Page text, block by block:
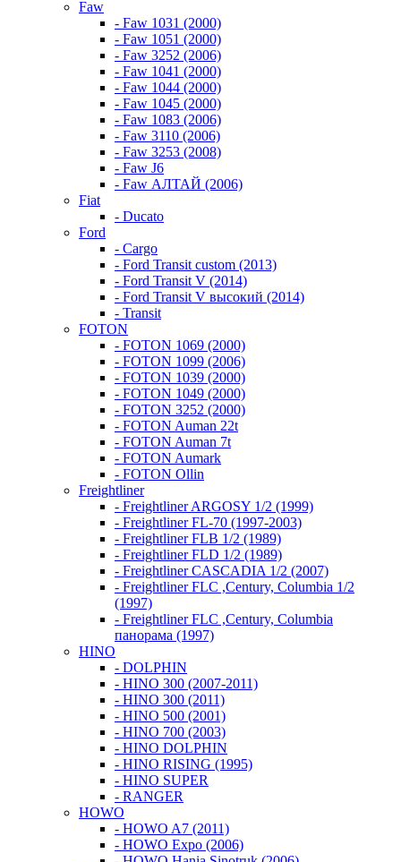
Faw
- Faw 1031 (2000)
- Faw 1051 (2000)
- Faw 3252 (2006)
- Faw 1041 (2000)
- Faw 1044 (2000)
- Faw 1045 (2000)
- Faw 1083 (2006)
- Faw 3110 (2006)
- Faw 3253 (2008)
- Faw J6
- Faw АЛТАЙ (2006)
Fiat
- Ducato
Ford
- Cargo
- Ford Transit custom (2013)
- Ford Transit V (2014)
- Ford Transit V высокий (2014)
- Transit
FOTON
- FOTON 1069 (2000)
- FOTON 1099 (2006)
- FOTON 1039 (2000)
- FOTON 1049 (2000)
- FOTON 3252 (2000)
- FOTON Auman 22t
- FOTON Auman 7t
- FOTON Aumark
- FOTON Ollin
Freightliner
- Freightliner ARGOSY 1/2 (1999)
- Freightliner FL-70 (1997-2003)
- Freightliner FLB 1/2 (1989)
- Freightliner FLD 1/2 (1989)
- Freightliner CASCADIA 1/2 (2007)
- Freightliner FLC ,Century, Columbia 1/2
(1997)
- Freightliner FLC ,Century, Columbia
панорама (1997)
HINO
- DOLPHIN
- HINO 300 (2007-2011)
- HINO 300 (2011)
- HINO 500 (2001)
- HINO 700 (2003)
- HINO DOLPHIN
- HINO RISING (1995)
- HINO SUPER
- RANGER
HOWO
- HOWO A7 (2011)
- HOWO Expo (2006)